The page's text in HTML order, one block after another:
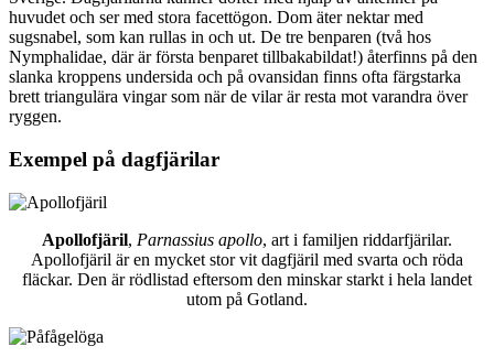
huvudet och ser med stora facettögon. Dom äter nektar med
sugsnabel, som kan rullas in och ut. De tre benparen (två hos
Nymphalidae, där är första benparet tillbakabildat!) återfinns på den
slanka kroppens undersida och på ovansidan finns ofta färgstarka
brett triangulära vingar som när de vilar är resta mot varandra över
ryggen.
Exempel på dagfjärilar
Apollofjäril, Parnassius apollo, art i familjen riddarfjärilar.
Apollofjäril är en mycket stor vit dagfjäril med svarta och röda
fläckar. Den är rödlistad eftersom den minskar starkt i hela landet
utom på Gotland.